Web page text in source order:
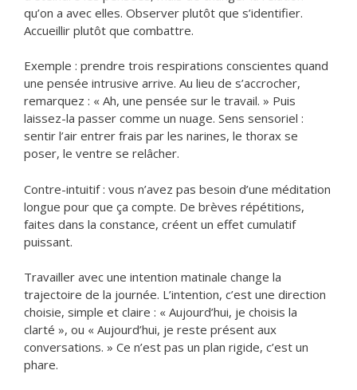
qu’on a avec elles. Observer plutôt que s’identifier.
Accueillir plutôt que combattre.
Exemple : prendre trois respirations conscientes quand
une pensée intrusive arrive. Au lieu de s’accrocher,
remarquez : « Ah, une pensée sur le travail. » Puis
laissez-la passer comme un nuage. Sens sensoriel :
sentir l’air entrer frais par les narines, le thorax se
poser, le ventre se relâcher.
Contre-intuitif : vous n’avez pas besoin d’une méditation
longue pour que ça compte. De brèves répétitions,
faites dans la constance, créent un effet cumulatif
puissant.
Travailler avec une intention matinale change la
trajectoire de la journée. L’intention, c’est une direction
choisie, simple et claire : « Aujourd’hui, je choisis la
clarté », ou « Aujourd’hui, je reste présent aux
conversations. » Ce n’est pas un plan rigide, c’est un
phare.